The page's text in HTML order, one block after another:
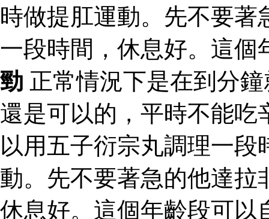
時做提肛運動。先不要
一段時間，休息好。這
勁 正常情況下是在到分
還是可以的，平時不能吃
以用五子衍宗丸調理一
動。先不要著急的他達拉
休息好。這個年齡段可以